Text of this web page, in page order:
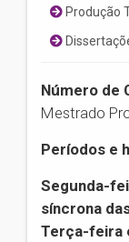
Produção
Número de
Mestrado
Períodos e
Segunda-
síncrona
Terça-feira